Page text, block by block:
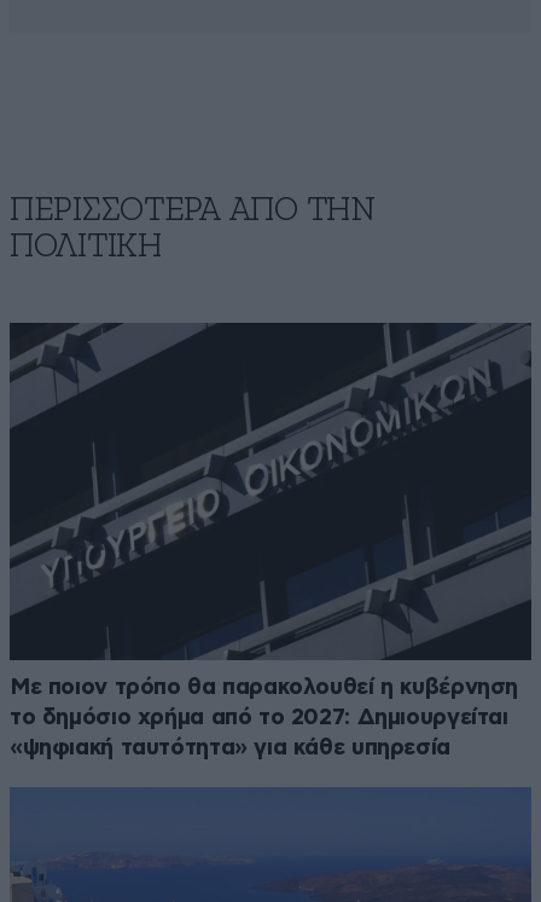
ΠΕΡΙΣΣΟΤΕΡΑ ΑΠΟ ΤΗΝ
ΠΟΛΙΤΙΚΗ
Με ποιον τρόπο θα παρακολουθεί η κυβέρνηση
το δημόσιο χρήμα από το 2027: Δημιουργείται
«ψηφιακή ταυτότητα» για κάθε υπηρεσία